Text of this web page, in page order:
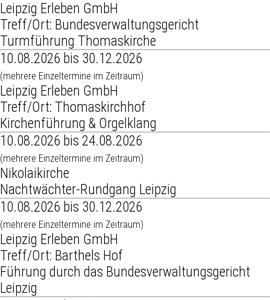
Leipzig Erleben GmbH
Treff/Ort: Bundesverwaltungsgericht
Turmführung Thomaskirche
10.08.2026 bis 30.12.2026
(mehrere Einzeltermine im Zeitraum)
Leipzig Erleben GmbH
Treff/Ort: Thomaskirchhof
Kirchenführung & Orgelklang
10.08.2026 bis 24.08.2026
(mehrere Einzeltermine im Zeitraum)
Nikolaikirche
Nachtwächter-Rundgang Leipzig
10.08.2026 bis 30.12.2026
(mehrere Einzeltermine im Zeitraum)
Leipzig Erleben GmbH
Treff/Ort: Barthels Hof
Führung durch das Bundesverwaltungsgericht
Leipzig